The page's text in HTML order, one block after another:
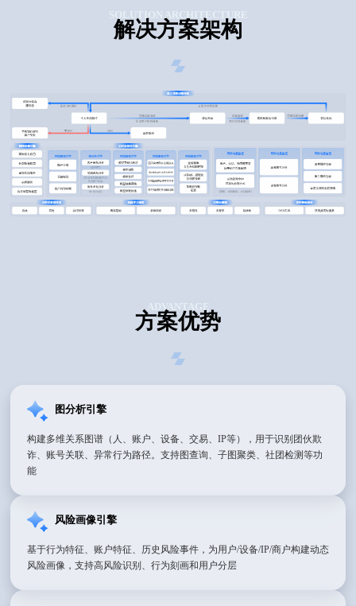
解决方案架构
方案优势
ADVANTAGE
图分析引擎
构建多维关系图谱（人、账户、设备、交易、IP等），用于识别团伙欺
诈、账号关联、异常行为路径。支持图查询、子图聚类、社团检测等功
能
风险画像引擎
基于行为特征、账户特征、历史风险事件，为用户/设备/IP/商户构建动态
风险画像，支持高风险识别、行为刻画和用户分层